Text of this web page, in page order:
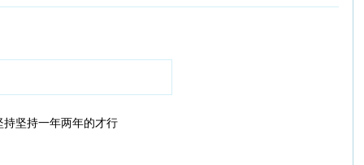
坚持一年两年的才行